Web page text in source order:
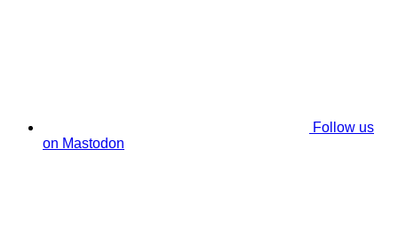
Follow us
on Mastodon